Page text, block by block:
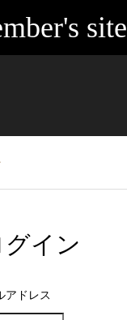
site
イン
アドレス